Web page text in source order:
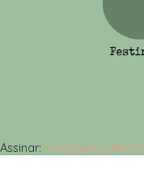
Assinar: Postagens (Atom)